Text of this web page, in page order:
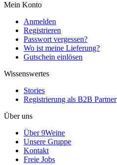
Mein Konto
Anmelden
Registrieren
Passwort vergessen?
Wo ist meine Lieferung?
Gutschein einlösen
Wissenswertes
Stories
Registrierung als B2B Partner
Über uns
Über 9Weine
Unsere Gruppe
Kontakt
Freie Jobs